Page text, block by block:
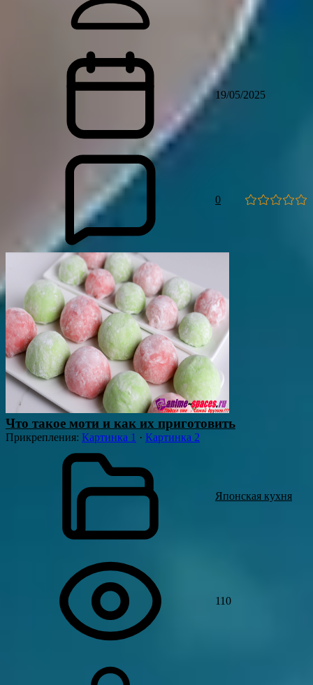
19/05/2025
0
Что такое моти и как их приготовить
Прикрепления: Картинка 1 · Картинка 2
Японская кухня
110